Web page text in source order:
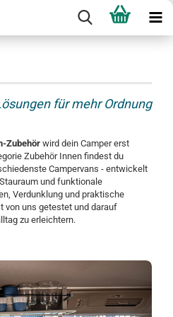
für mehr Ordnung
Zubehör wird dein Camper erst
Zubehör Innen findest du
Campervans - entwickelt
und funktionale
Verdunklung und praktische
von uns getestet und darauf
zu erleichtern.